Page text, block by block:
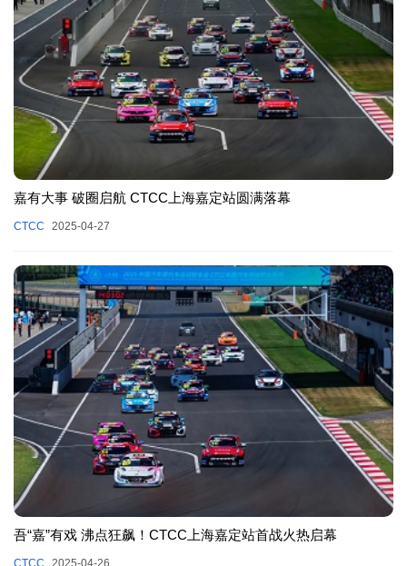
嘉有大事 破圈启航 CTCC上海嘉定站圆满落幕
CTCC 2025-04-27
吾“嘉”有戏 沸点狂飙！CTCC上海嘉定站首战火热启幕
CTCC 2025-04-26